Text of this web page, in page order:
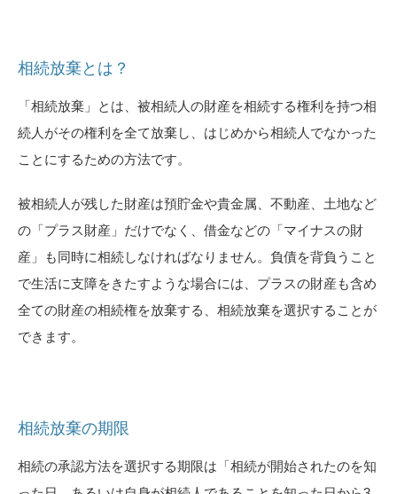
相続放棄とは？
「相続放棄」とは、被相続人の財産を相続する権利を持つ相
続人がその権利を全て放棄し、はじめから相続人でなかった
ことにするための方法です。
被相続人が残した財産は預貯金や貴金属、不動産、土地など
の「プラス財産」だけでなく、借金などの「マイナスの財
産」も同時に相続しなければなりません。負債を背負うこと
で生活に支障をきたすような場合には、プラスの財産も含め
全ての財産の相続権を放棄する、相続放棄を選択することが
できます。
相続放棄の期限
相続の承認方法を選択する期限は「相続が開始されたのを知